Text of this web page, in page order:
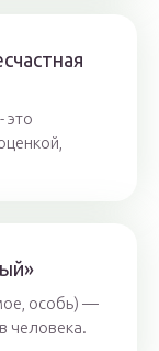
это
особь) —
человека.